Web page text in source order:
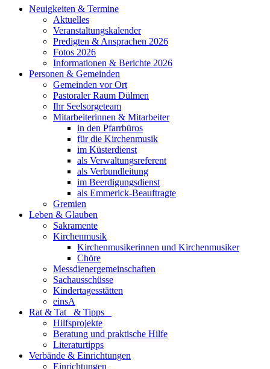
Neuigkeiten & Termine
Aktuelles
Veranstaltungskalender
Predigten & Ansprachen 2026
Fotos 2026
Informationen & Berichte 2026
Personen & Gemeinden
Gemeinden vor Ort
Pastoraler Raum Dülmen
Ihr Seelsorgeteam
Mitarbeiterinnen & Mitarbeiter
in den Pfarrbüros
für die Kirchenmusik
im Küsterdienst
als Verwaltungsreferent
als Verbundleitung
im Beerdigungsdienst
als Emmerick-Beauftragte
Gremien
Leben & Glauben
Sakramente
Kirchenmusik
Kirchenmusikerinnen und Kirchenmusiker
Chöre
Messdienergemeinschaften
Sachausschüsse
Kindertagesstätten
einsA
Rat & Tat & Tipps
Hilfsprojekte
Beratung und praktische Hilfe
Literaturtipps
Verbände & Einrichtungen
Einrichtungen